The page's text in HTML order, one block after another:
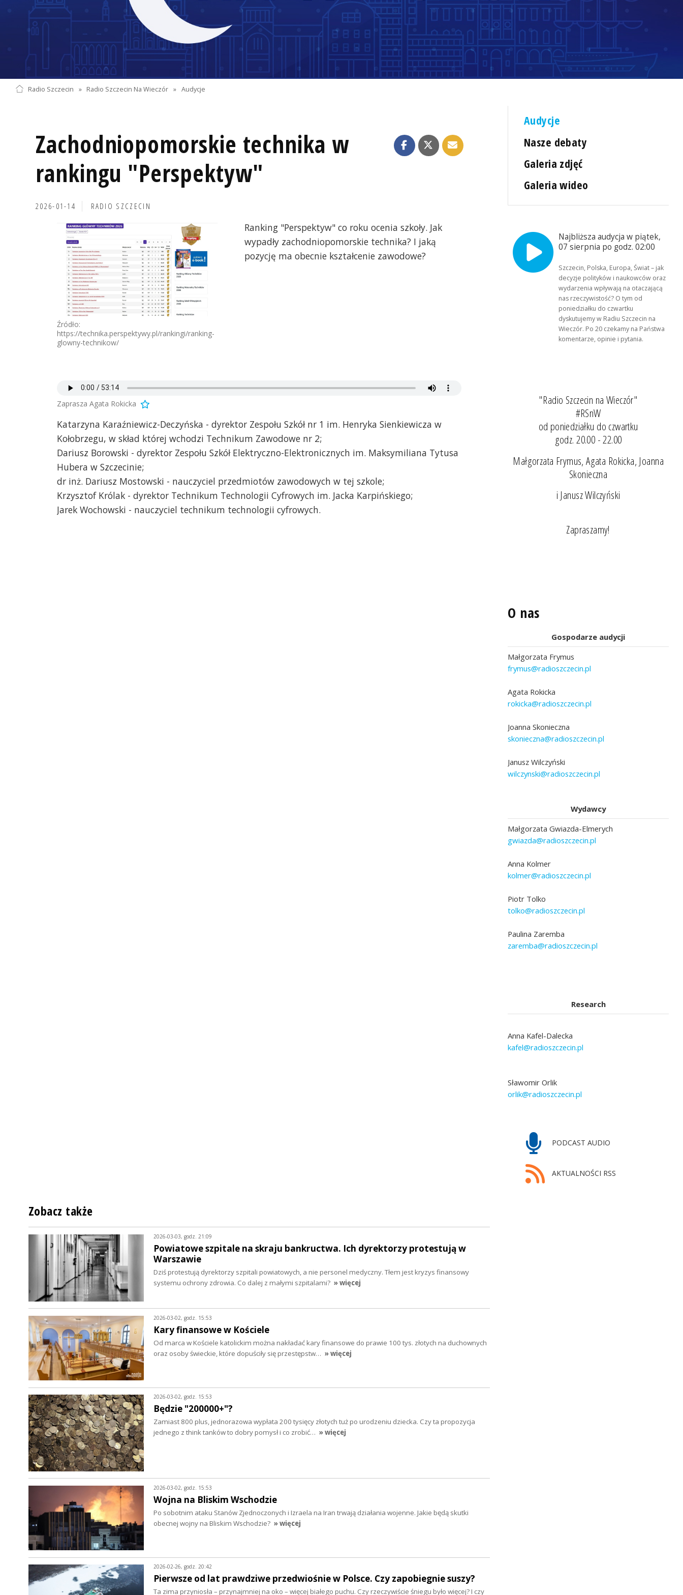
Radio Szczecin » Radio Szczecin Na Wieczór » Audycje
Zachodniopomorskie technika w
rankingu "Perspektyw"
2026-01-14 RADIO SZCZECIN
Źródło:
https://technika.perspektywy.pl/rankingi/ranking-
glowny-technikow/
Ranking "Perspektyw" co roku ocenia szkoły. Jak
wypadły zachodniopomorskie technika? I jaką
pozycję ma obecnie kształcenie zawodowe?
Zaprasza Agata Rokicka
Katarzyna Karaźniewicz-Deczyńska - dyrektor Zespołu Szkół nr 1 im. Henryka Sienkiewicza w
Kołobrzegu, w skład której wchodzi Technikum Zawodowe nr 2;
Dariusz Borowski - dyrektor Zespołu Szkół Elektryczno-Elektronicznych im. Maksymiliana Tytusa
Hubera w Szczecinie;
dr inż. Dariusz Mostowski - nauczyciel przedmiotów zawodowych w tej szkole;
Krzysztof Królak - dyrektor Technikum Technologii Cyfrowych im. Jacka Karpińskiego;
Jarek Wochowski - nauczyciel technikum technologii cyfrowych.
Audycje
Nasze debaty
Galeria zdjęć
Galeria wideo
Najbliższa audycja w piątek,
07 sierpnia po godz. 02:00
Szczecin, Polska, Europa, Świat – jak
decyzje polityków i naukowców oraz
wydarzenia wpływają na otaczającą
nas rzeczywistość? O tym od
poniedziałku do czwartku
dyskutujemy w Radiu Szczecin na
Wieczór. Po 20 czekamy na Państwa
komentarze, opinie i pytania.
"Radio Szczecin na Wieczór"
#RSnW
od poniedziałku do czwartku
godz. 20.00 - 22.00
Małgorzata Frymus, Agata Rokicka, Joanna
Skonieczna
i Janusz Wilczyński
Zapraszamy!
O nas
Gospodarze audycji
Małgorzata Frymus
frymus@radioszczecin.pl
Agata Rokicka
rokicka@radioszczecin.pl
Joanna Skonieczna
skonieczna@radioszczecin.pl
Janusz Wilczyński
wilczynski@radioszczecin.pl
Wydawcy
Małgorzata Gwiazda-Elmerych
gwiazda@radioszczecin.pl
Anna Kolmer
kolmer@radioszczecin.pl
Piotr Tolko
tolko@radioszczecin.pl
Paulina Zaremba
zaremba@radioszczecin.pl
Research
Anna Kafel-Dalecka
kafel@radioszczecin.pl
Sławomir Orlik
orlik@radioszczecin.pl
PODCAST AUDIO
AKTUALNOŚCI RSS
Zobacz także
2026-03-03, godz. 21:09
Powiatowe szpitale na skraju bankructwa. Ich dyrektorzy protestują w
Warszawie
Dziś protestują dyrektorzy szpitali powiatowych, a nie personel medyczny. Tłem jest kryzys finansowy
systemu ochrony zdrowia. Co dalej z małymi szpitalami? » więcej
2026-03-02, godz. 15:53
Kary finansowe w Kościele
Od marca w Kościele katolickim można nakładać kary finansowe do prawie 100 tys. złotych na duchownych
oraz osoby świeckie, które dopuściły się przestępstw… » więcej
2026-03-02, godz. 15:53
Będzie "200000+"?
Zamiast 800 plus, jednorazowa wypłata 200 tysięcy złotych tuż po urodzeniu dziecka. Czy ta propozycja
jednego z think tanków to dobry pomysł i co zrobić… » więcej
2026-03-02, godz. 15:53
Wojna na Bliskim Wschodzie
Po sobotnim ataku Stanów Zjednoczonych i Izraela na Iran trwają działania wojenne. Jakie będą skutki
obecnej wojny na Bliskim Wschodzie? » więcej
2026-02-26, godz. 20:42
Pierwsze od lat prawdziwe przedwiośnie w Polsce. Czy zapobiegnie suszy?
Ta zima przyniosła – przynajmniej na oko – więcej białego puchu. Czy rzeczywiście śniegu było więcej? I czy